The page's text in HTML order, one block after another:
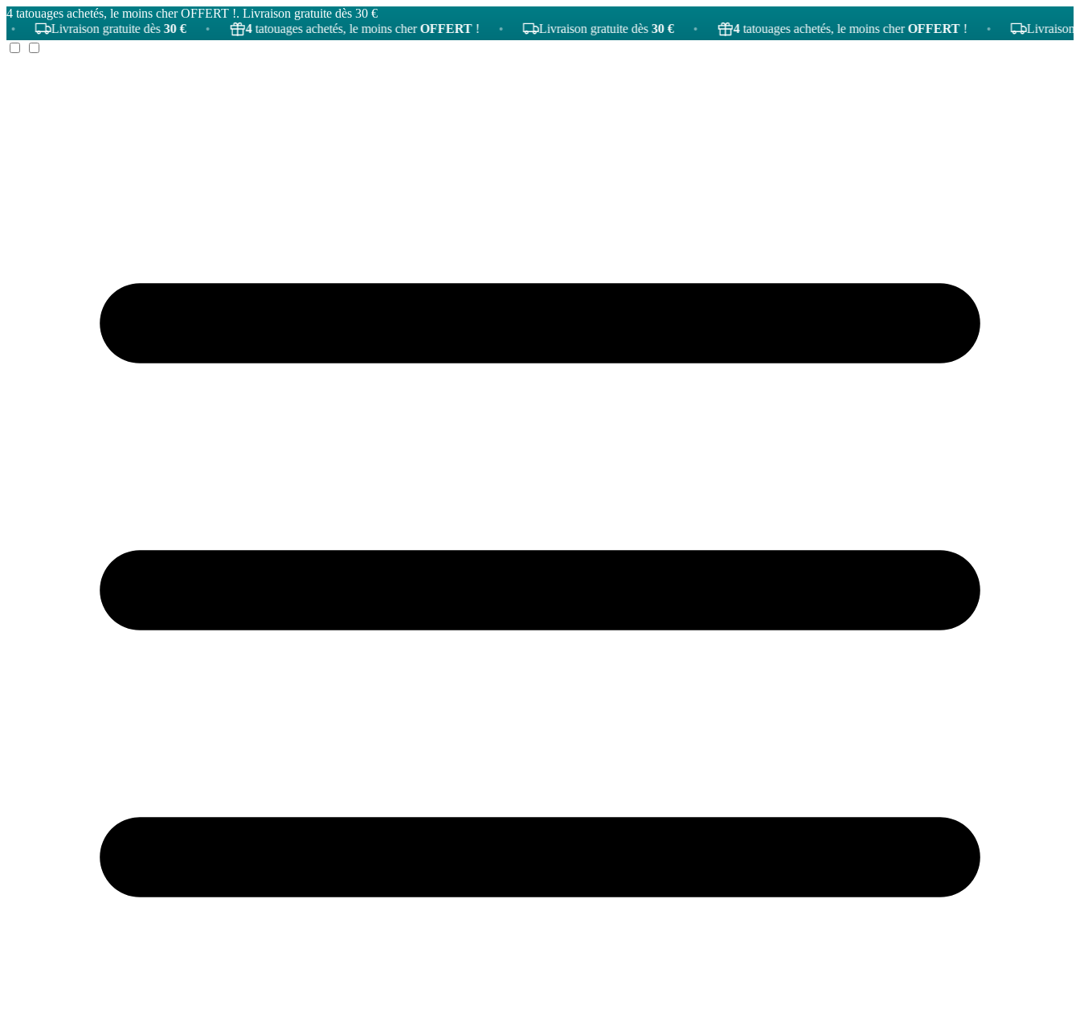
4 tatouages achetés, le moins cher OFFERT !. Livraison gratuite dès 30 €
Livraison gratuite dès30 € • tatouages achetés, le moins cherOFFERT! • Livraison gratuite dès30 € • tatouages achetés, le moins cherOFFERT! • Livraison